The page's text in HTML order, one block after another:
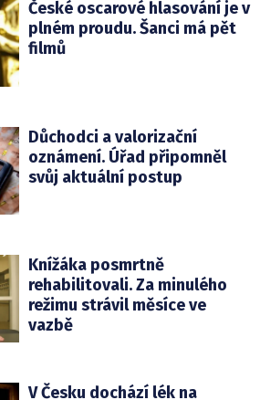
České oscarové hlasování je v
plném proudu. Šanci má pět
filmů
Důchodci a valorizační
oznámení. Úřad připomněl
svůj aktuální postup
Knížáka posmrtně
rehabilitovali. Za minulého
režimu strávil měsíce ve
vazbě
V Česku dochází lék na